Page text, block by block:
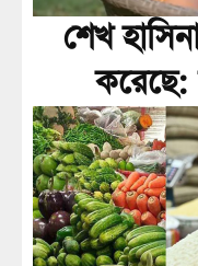
শেখ
করেছে: